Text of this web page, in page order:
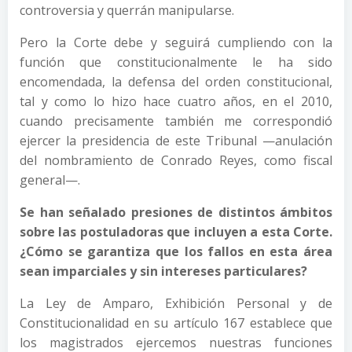
controversia y querrán manipularse.
Pero la Corte debe y seguirá cumpliendo con la
función que constitucionalmente le ha sido
encomendada, la defensa del orden constitucional,
tal y como lo hizo hace cuatro años, en el 2010,
cuando precisamente también me correspondió
ejercer la presidencia de este Tribunal —anulación
del nombramiento de Conrado Reyes, como fiscal
general—.
Se han señalado presiones de distintos ámbitos
sobre las postuladoras que incluyen a esta Corte.
¿Cómo se garantiza que los fallos en esta área
sean imparciales y sin intereses particulares?
La Ley de Amparo, Exhibición Personal y de
Constitucionalidad en su artículo 167 establece que
los magistrados ejercemos nuestras funciones